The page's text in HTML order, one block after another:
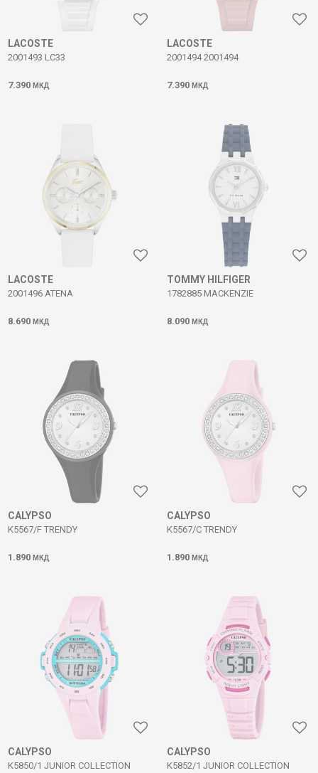
LACOSTE
2001493 LC33
7.390 МКД
LACOSTE
2001494 2001494
7.390 МКД
LACOSTE
2001496 ATENA
8.690 МКД
TOMMY HILFIGER
1782885 MACKENZIE
8.090 МКД
CALYPSO
K5567/F TRENDY
1.890 МКД
CALYPSO
K5567/C TRENDY
1.890 МКД
CALYPSO
K5850/1 JUNIOR COLLECTION
CALYPSO
K5852/1 JUNIOR COLLECTION